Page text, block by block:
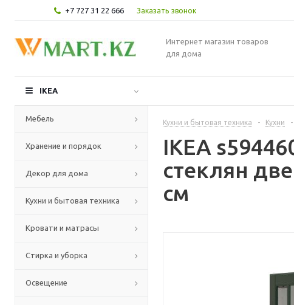
+7 727 31 22 666 Заказать звонок
Интернет магазин товаров
для дома
IKEA
Мебель
Хранение и порядок
Декор для дома
Кухни и бытовая техника
Кровати и матрасы
Стирка и уборка
Освещение
Кухни и бытовая техника - Кухни -
IKEA
стеклян
см